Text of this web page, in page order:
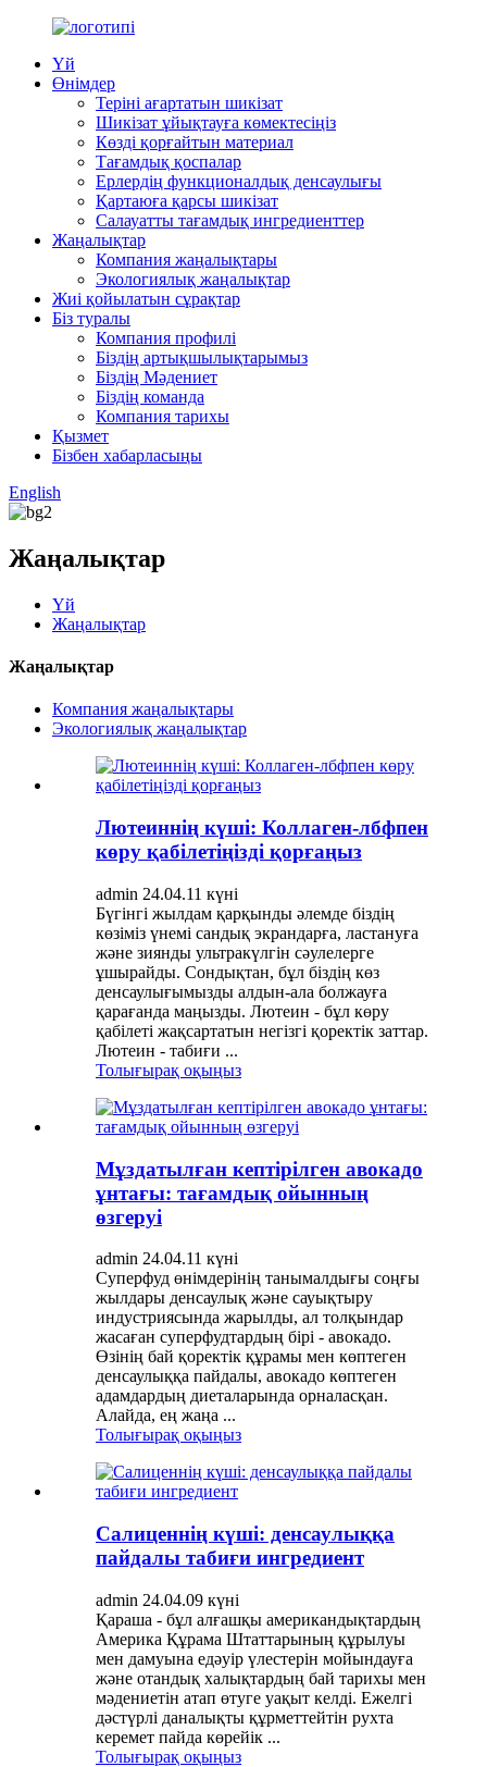
Үй
Өнімдер
Теріні ағартатын шикізат
Шикізат ұйықтауға көмектесіңіз
Көзді қорғайтын материал
Тағамдық қоспалар
Ерлердің функционалдық денсаулығы
Қартаюға қарсы шикізат
Салауатты тағамдық ингредиенттер
Жаңалықтар
Компания жаңалықтары
Экологиялық жаңалықтар
Жиі қойылатын сұрақтар
Біз туралы
Компания профилі
Біздің артықшылықтарымыз
Біздің Мәдениет
Біздің команда
Компания тарихы
Қызмет
Бізбен хабарласыңы
English
Жаңалықтар
Үй
Жаңалықтар
Жаңалықтар
Компания жаңалықтары
Экологиялық жаңалықтар
Лютеиннің күші: Коллаген-лбфпен
көру қабілетіңізді қорғаңыз
admin 24.04.11 күні
Бүгінгі жылдам қарқынды әлемде біздің
көзіміз үнемі сандық экрандарға, ластануға
және зиянды ультракүлгін сәулелерге
ұшырайды. Сондықтан, бұл біздің көз
денсаулығымызды алдын-ала болжауға
қарағанда маңызды. Лютеин - бұл көру
қабілеті жақсартатын негізгі қоректік заттар.
Лютеин - табиғи ...
Толығырақ оқыңыз
Мұздатылған кептірілген авокадо
ұнтағы: тағамдық ойынның
өзгеруі
admin 24.04.11 күні
Суперфуд өнімдерінің танымалдығы соңғы
жылдары денсаулық және сауықтыру
индустриясында жарылды, ал толқындар
жасаған суперфудтардың бірі - авокадо.
Өзінің бай қоректік құрамы мен көптеген
денсаулыққа пайдалы, авокадо көптеген
адамдардың диеталарында орналасқан.
Алайда, ең жаңа ...
Толығырақ оқыңыз
Салиценнің күші: денсаулыққа
пайдалы табиғи ингредиент
admin 24.04.09 күні
Қараша - бұл алғашқы американдықтардың
Америка Құрама Штаттарының құрылуы
мен дамуына едәуір үлестерін мойындауға
және отандық халықтардың бай тарихы мен
мәдениетін атап өтуге уақыт келді. Ежелгі
дәстүрлі даналықты құрметтейтін рухта
керемет пайда көрейік ...
Толығырақ оқыңыз